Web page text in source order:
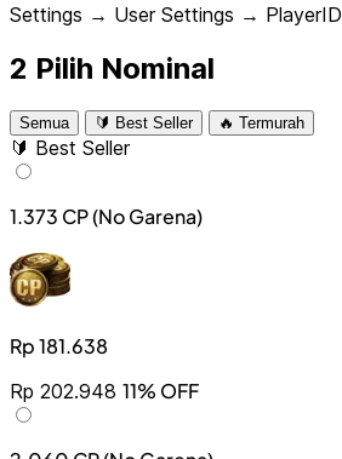
Settings → User Settings → PlayerID
2 Pilih Nominal
Semua 🔰 Best Seller 🔥 Termurah
🔰 Best Seller
1.373 CP (No Garena)
Rp 181.638
Rp 202.948 11% OFF